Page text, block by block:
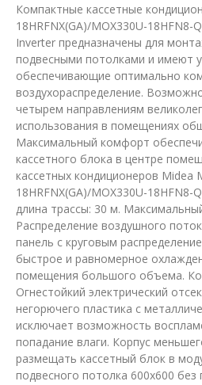
Компактные кассетные
18HRFNX(GA)/MOX330U-18HFN8-
Inverter предназначены для
подвесными потолками и имеют
обеспечивающие оптимально
воздухораспределение.
четырем направлениям
использования в помещениях
Максимальный комфорт
кассетного блока в центре
кассетных кондиционеров Midea
18HRFNX(GA)/MOX330U-18HFN8-
длина трассы: 30 м.
Распределение воздушного
панель с круговым
быстрое и равномерное
помещения большого объема.
Огнестойкий электрический
негорючего пластика с
исключает возможность
попадание влаги. Корпус
размещать кассетный блок в
подвесного потолка 600х600 без